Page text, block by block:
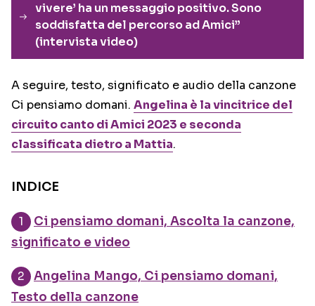
vivere’ ha un messaggio positivo. Sono
soddisfatta del percorso ad Amici”
(intervista video)
A seguire, testo, significato e audio della canzone
Ci pensiamo domani. Angelina è la vincitrice del
circuito canto di Amici 2023 e seconda
classificata dietro a Mattia.
INDICE
Ci pensiamo domani, Ascolta la canzone,
significato e video
Angelina Mango, Ci pensiamo domani,
Testo della canzone